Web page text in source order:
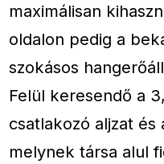
maximálisan
oldalon pedig a
szokásos
Felül keresendő a
csatlakozó aljzat és
melynek társa alul